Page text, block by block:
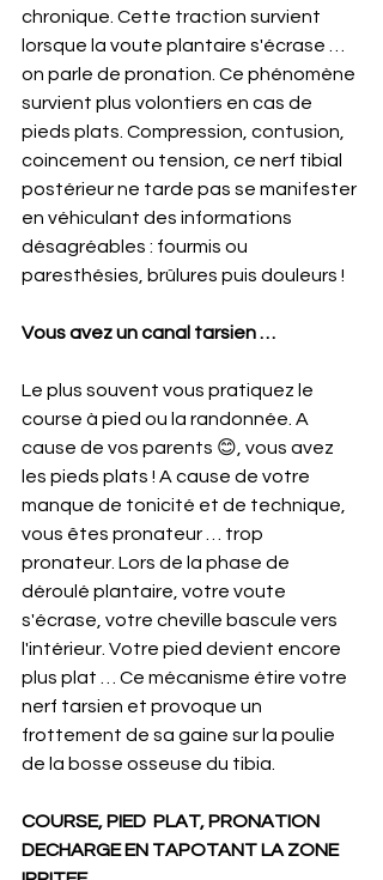
chronique. Cette traction survient
lorsque la voute plantaire s'écrase …
on parle de pronation. Ce phénomène
survient plus volontiers en cas de
pieds plats. Compression, contusion,
coincement ou tension, ce nerf tibial
postérieur ne tarde pas se manifester
en véhiculant des informations
désagréables : fourmis ou
paresthésies, brûlures puis douleurs !
Vous avez un canal tarsien …
Le plus souvent vous pratiquez le
course à pied ou la randonnée. A
cause de vos parents 😊, vous avez
les pieds plats ! A cause de votre
manque de tonicité et de technique,
vous êtes pronateur … trop
pronateur. Lors de la phase de
déroulé plantaire, votre voute
s'écrase, votre cheville bascule vers
l'intérieur. Votre pied devient encore
plus plat … Ce mécanisme étire votre
nerf tarsien et provoque un
frottement de sa gaine sur la poulie
de la bosse osseuse du tibia.
COURSE, PIED  PLAT, PRONATION
DECHARGE EN TAPOTANT LA ZONE